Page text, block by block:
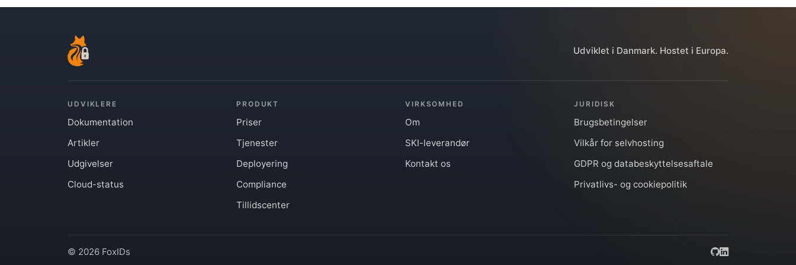
Udviklet i Danmark. Hostet i Europa.
UDVIKLERE
Dokumentation
Artikler
Udgivelser
Cloud-status
PRODUKT
Priser
Tjenester
Deployering
Compliance
Tillidscenter
VIRKSOMHED
Om
SKI-leverandør
Kontakt os
JURIDISK
Brugsbetingelser
Vilkår for selvhosting
GDPR og databeskyttelsesaftale
Privatlivs- og cookiepolitik
© 2026 FoxIDs
GitHub
LinkedIn